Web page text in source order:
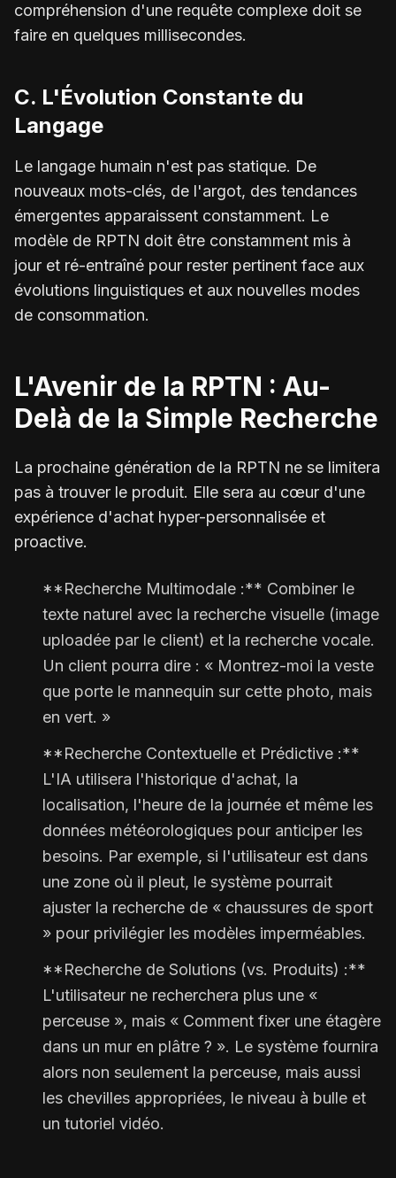
compréhension d'une requête complexe doit se
faire en quelques millisecondes.
C. L'Évolution Constante du
Langage
Le langage humain n'est pas statique. De
nouveaux mots-clés, de l'argot, des tendances
émergentes apparaissent constamment. Le
modèle de RPTN doit être constamment mis à
jour et ré-entraîné pour rester pertinent face aux
évolutions linguistiques et aux nouvelles modes
de consommation.
L'Avenir de la RPTN : Au-
Delà de la Simple Recherche
La prochaine génération de la RPTN ne se limitera
pas à trouver le produit. Elle sera au cœur d'une
expérience d'achat hyper-personnalisée et
proactive.
**Recherche Multimodale :** Combiner le
texte naturel avec la recherche visuelle (image
uploadée par le client) et la recherche vocale.
Un client pourra dire : « Montrez-moi la veste
que porte le mannequin sur cette photo, mais
en vert. »
**Recherche Contextuelle et Prédictive :**
L'IA utilisera l'historique d'achat, la
localisation, l'heure de la journée et même les
données météorologiques pour anticiper les
besoins. Par exemple, si l'utilisateur est dans
une zone où il pleut, le système pourrait
ajuster la recherche de « chaussures de sport
» pour privilégier les modèles imperméables.
**Recherche de Solutions (vs. Produits) :**
L'utilisateur ne recherchera plus une «
perceuse », mais « Comment fixer une étagère
dans un mur en plâtre ? ». Le système fournira
alors non seulement la perceuse, mais aussi
les chevilles appropriées, le niveau à bulle et
un tutoriel vidéo.